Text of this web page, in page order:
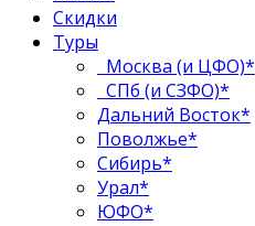
Скидки
Туры
Москва (и ЦФО)*
СПб (и СЗФО)*
Дальний Восток*
Поволжье*
Сибирь*
Урал*
ЮФО*